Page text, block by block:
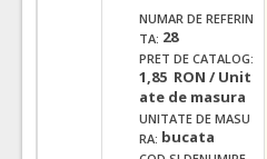
NUMAR DE REFERIN
TA: 28
PRET DE CATALOG:
1,85 RON / Unit
ate de masura
UNITATE DE MASU
RA: bucata